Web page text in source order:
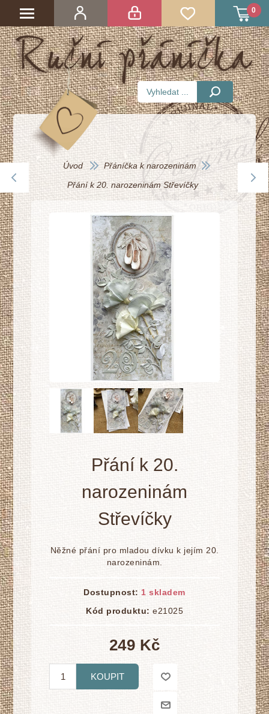
0
Úvod
Přáníčka k narozeninám
Přání k 20. narozeninám Střevíčky
Přání k 20.
narozeninám
Střevíčky
Něžné přání pro mladou dívku k jejím 20.
narozeninám.
Dostupnost: 1 skladem
Kód produktu: e21025
249 Kč
KOUPIT